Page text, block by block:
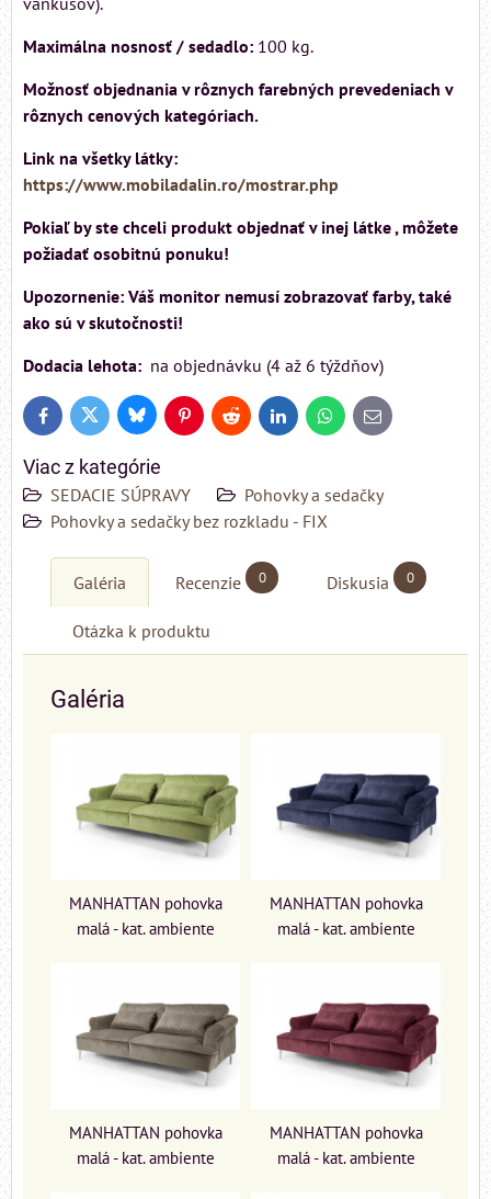
Maximálna nosnosť / sedadlo: 100 kg.
Možnosť objednania v rôznych farebných prevedeniach v
rôznych cenových kategóriach.
Link na všetky látky:
https://www.mobiladalin.ro/mostrar.php
Pokiaľ by ste chceli produkt objednať v inej látke , môžete
požiadať osobitnú ponuku!
Upozornenie: Váš monitor nemusí zobrazovať farby, také
ako sú v skutočnosti!
Dodacia lehota: na objednávku (4 až 6 týždňov)
FacebookTwitter BlueskyPinterestReddit LinkedInWhatsApp
E-
mail
Viac z kategórie
SEDACIE SÚPRAVY
Pohovky a sedačky
Pohovky a sedačky bez rozkladu - FIX
Galéria Recenzie 0 Diskusia 0
Otázka k produktu
Galéria
MANHATTAN pohovka
malá - kat. ambiente
MANHATTAN pohovka
malá - kat. ambiente
MANHATTAN pohovka
malá - kat. ambiente
MANHATTAN pohovka
malá - kat. ambiente